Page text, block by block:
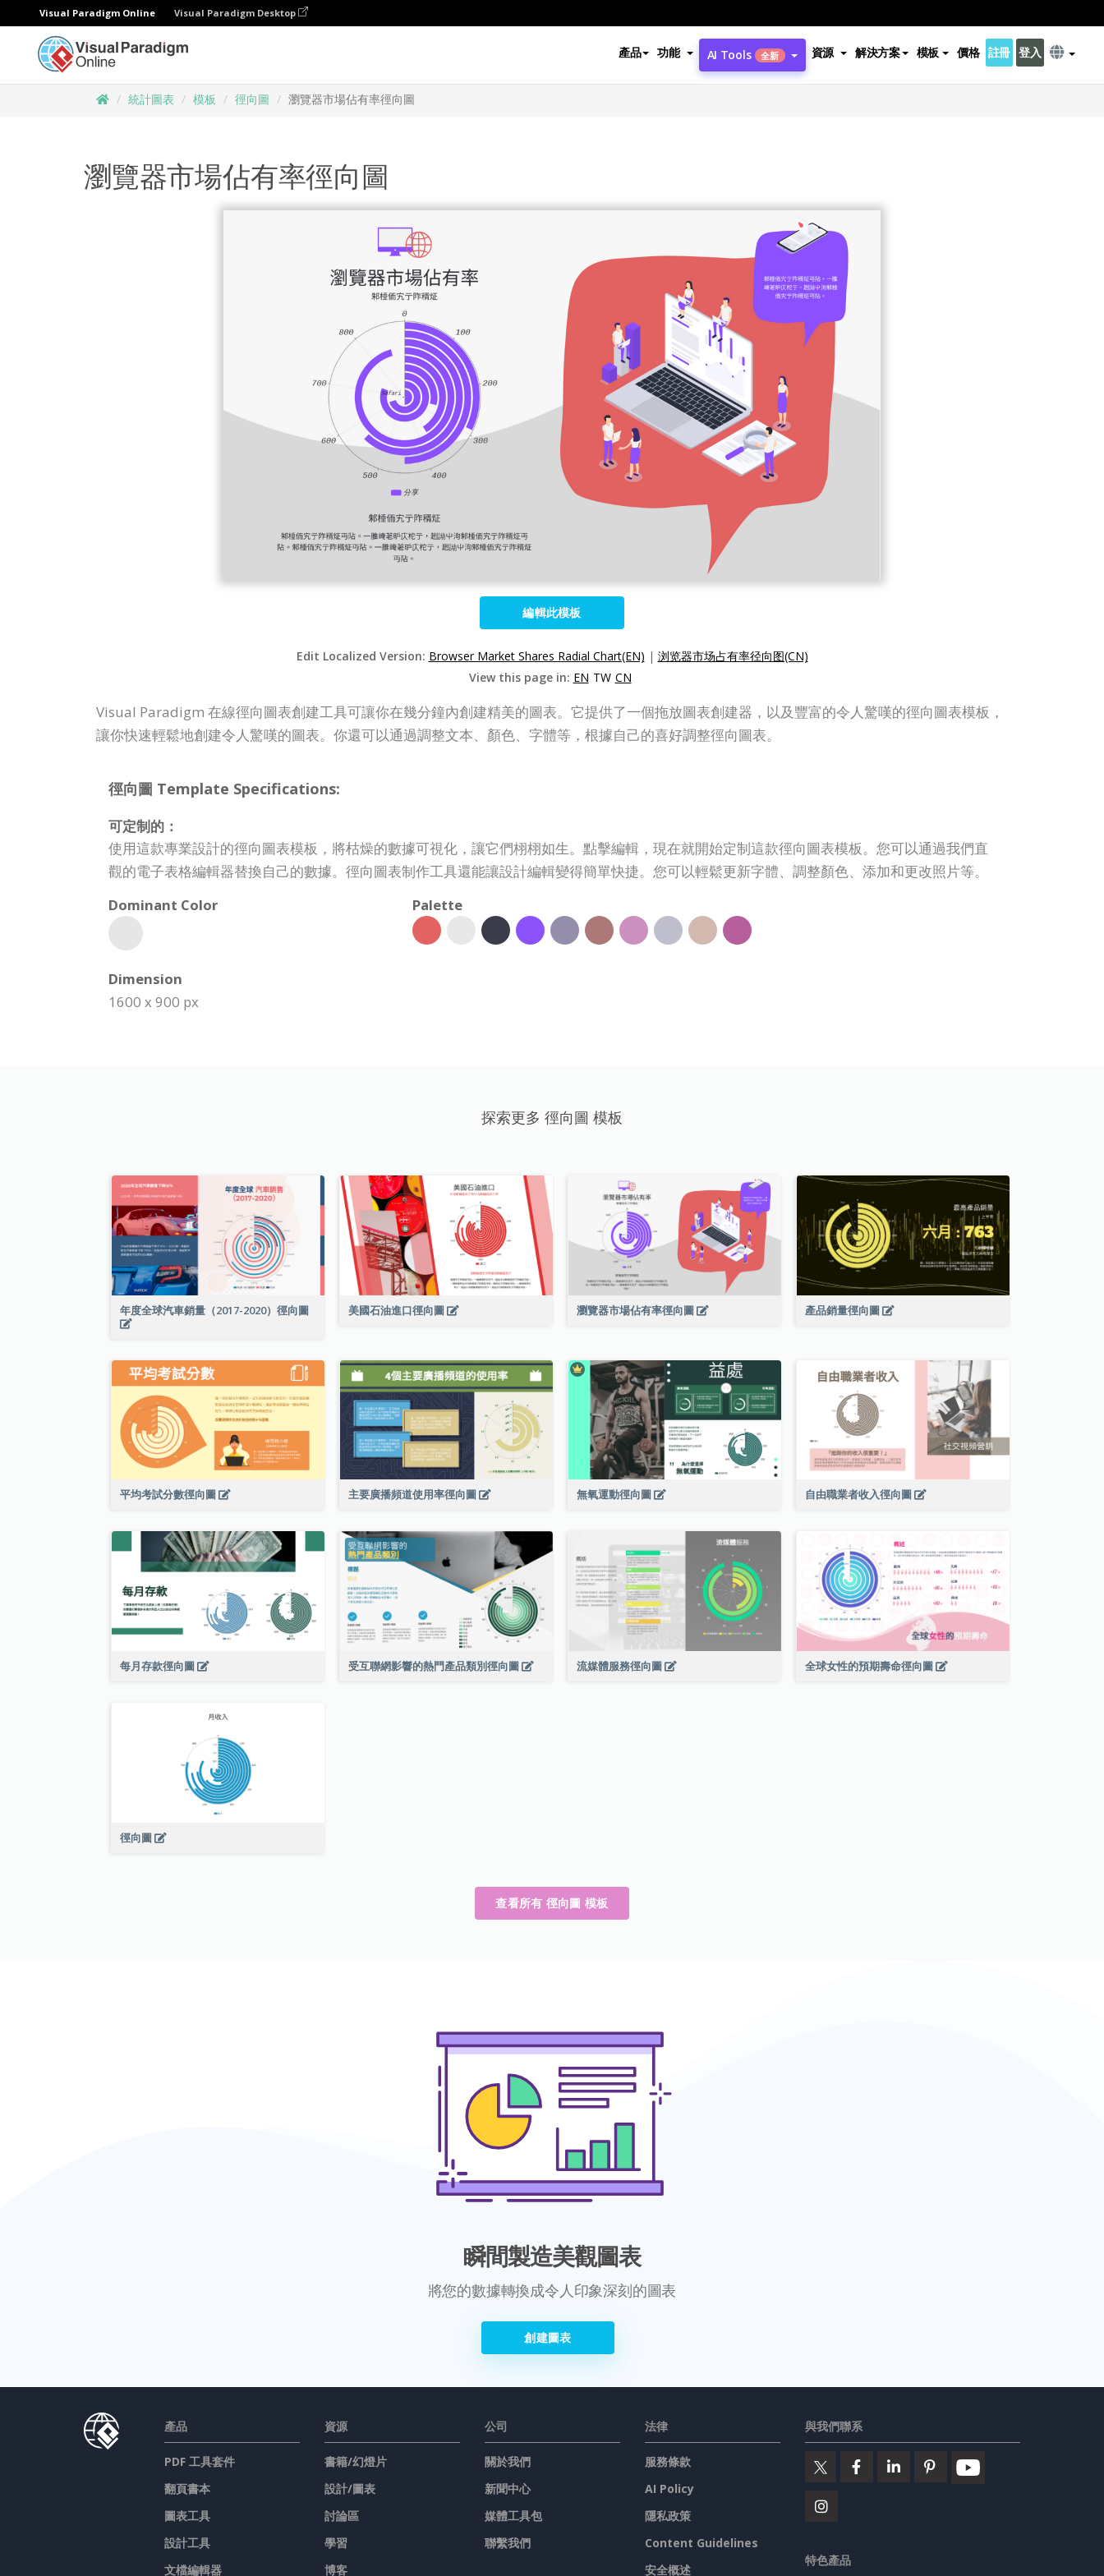
Visual Paradigm Online Visual Paradigm Desktop
產品 功能 AI Tools 全新 資源 解決方案 模板 價格 註冊 登入
統計圖表 模板 徑向圖 瀏覽器市場佔有率徑向圖
瀏覽器市場佔有率徑向圖
編輯此模板
Edit Localized Version: Browser Market Shares Radial Chart(EN) | 浏览器市场占有率径向图(CN)
View this page in: EN TW CN
Visual Paradigm 在線徑向圖表創建工具可讓你在幾分鐘內創建精美的圖表。它提供了一個拖放圖表創建器，以及豐富的令人驚嘆的徑向圖表模板，
讓你快速輕鬆地創建令人驚嘆的圖表。你還可以通過調整文本、顏色、字體等，根據自己的喜好調整徑向圖表。
徑向圖 Template Specifications:
可定制的：
使用這款專業設計的徑向圖表模板，將枯燥的數據可視化，讓它們栩栩如生。點擊編輯，現在就開始定制這款徑向圖表模板。您可以通過我們直
觀的電子表格編輯器替換自己的數據。徑向圖表制作工具還能讓設計編輯變得簡單快捷。您可以輕鬆更新字體、調整顏色、添加和更改照片等。
Dominant Color
Palette
Dimension
1600 x 900 px
探索更多 徑向圖 模板
年度全球汽車銷量（2017-2020）徑向圖 美國石油進口徑向圖 瀏覽器市場佔有率徑向圖 產品銷量徑向圖
平均考試分數徑向圖 主要廣播頻道使用率徑向圖 無氧運動徑向圖 自由職業者收入徑向圖
每月存款徑向圖 受互聯網影響的熱門產品類別徑向圖 流媒體服務徑向圖 全球女性的預期壽命徑向圖
徑向圖
查看所有 徑向圖 模板
瞬間製造美觀圖表
將您的數據轉換成令人印象深刻的圖表
創建圖表
產品
PDF 工具套件
翻頁書本
圖表工具
設計工具
文檔編輯器
資源
書籍/幻燈片
設計/圖表
討論區
學習
博客
公司
關於我們
新聞中心
媒體工具包
聯繫我們
法律
服務條款
AI Policy
隱私政策
Content Guidelines
安全概述
與我們聯系
特色產品